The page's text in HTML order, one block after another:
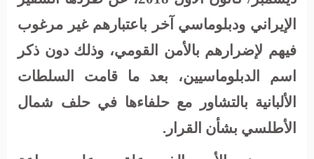
الإيراني ودبلوماسي آخر باعتبارهم غير مرغوب
فيهم لإضرارهم بالأمن القومي، وذلك دون ذكر
اسم الدبلوماسيين، بعد ما قامت السلطات
الألبانية بالتشاور مع حلفاءها في حلف شمال
الأطلسي بشأن القرار.